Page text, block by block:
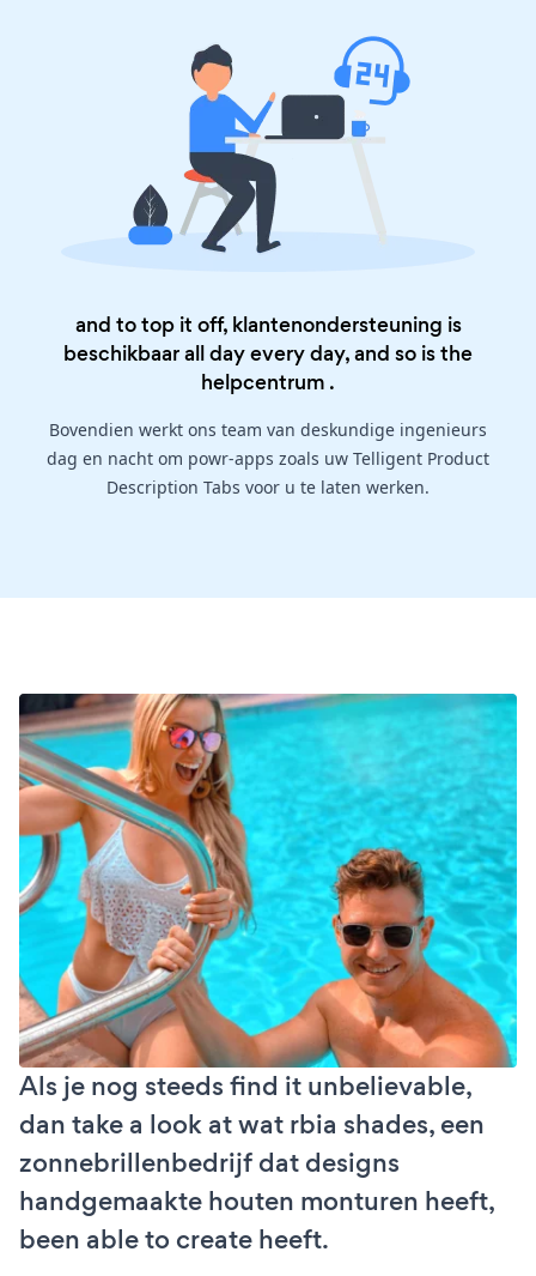
and to top it off, klantenondersteuning is
beschikbaar all day every day, and so is the
helpcentrum .
Bovendien werkt ons team van deskundige ingenieurs
dag en nacht om powr-apps zoals uw Telligent Product
Description Tabs voor u te laten werken.
Als je nog steeds find it unbelievable,
dan take a look at wat rbia shades, een
zonnebrillenbedrijf dat designs
handgemaakte houten monturen heeft,
been able to create heeft.